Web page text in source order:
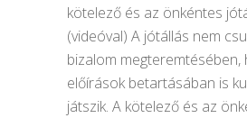
kötelező és az önkéntes
(videóval) A jótállás nem
bizalom megteremtésében,
előírások betartásában is
játszik. A kötelező és az